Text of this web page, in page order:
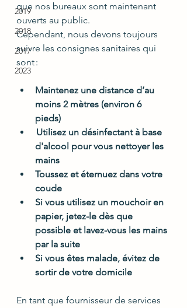
2019
2018
2017
2023
que nos bureaux sont maintenant
ouverts au public.
Cependant, nous devons toujours
suivre les consignes sanitaires qui
sont :
Maintenez une distance d’au
moins 2 mètres (environ 6
pieds)
Utilisez un désinfectant à base
d'alcool pour vous nettoyer les
mains
Toussez et éternuez dans votre
coude
Si vous utilisez un mouchoir en
papier, jetez-le dès que
possible et lavez-vous les mains
par la suite
Si vous êtes malade, évitez de
sortir de votre domicile
En tant que fournisseur de services